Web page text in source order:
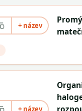
+ název
+ název